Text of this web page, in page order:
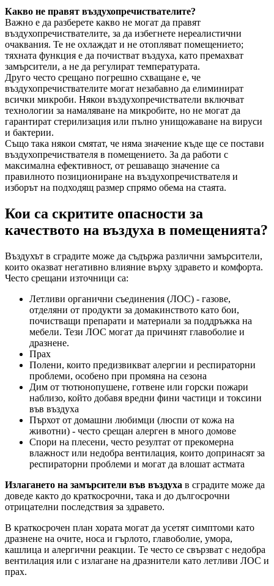
Какво не правят въздухопречиствателите?
Важно е да разберете какво не могат да правят
въздухопречиствателите, за да избегнете нереалистични
очаквания. Те не охлаждат и не отопляват помещението;
тяхната функция е да почистват въздуха, като премахват
замърсители, а не да регулират температурата.
Друго често срещано погрешно схващане е, че
въздухопречиствателите могат незабавно да елиминират
всички микроби. Някои въздухопречистватели включват
технологии за намаляване на микробите, но не могат да
гарантират стерилизация или пълно унищожаване на вируси
и бактерии.
Също така някои смятат, че няма значение къде ще се постави
въздухопречиствателя в помещението. За да работи с
максимална ефективност, от решаващо значение са
правилното позициониране на въздухопречиствателя и
изборът на подходящ размер спрямо обема на стаята.
Кои са скритите опасности за
качеството на въздуха в помещенията?
Въздухът в сградите може да съдържа различни замърсители,
които оказват негативно влияние върху здравето и комфорта.
Често срещани източници са:
Летливи органични съединения (ЛОС) - газове,
отделяни от продукти за домакинството като бои,
почистващи препарати и материали за поддръжка на
мебели. Тези ЛОС могат да причинят главоболие и
дразнене.
Прах
Полени, които предизвикват алергии и респираторни
проблеми, особено при промяна на сезона
Дим от тютюнопушене, готвене или горски пожари
наблизо, който добавя вредни фини частици и токсини
във въздуха
Пърхот от домашни любимци (люспи от кожа на
животни) - често срещан алерген в много домове
Спори на плесени, често резултат от прекомерна
влажност или недобра вентилация, които допринасят за
респираторни проблеми и могат да влошат астмата
Излагането на замърсители във въздуха в сградите може да
доведе както до краткосрочни, така и до дългосрочни
отрицателни последствия за здравето.
В краткосрочен план хората могат да усетят симптоми като
дразнене на очите, носа и гърлото, главоболие, умора,
кашлица и алергични реакции. Те често се свързват с недобра
вентилация или с излагане на дразнители като летливи ЛОС и
прах.